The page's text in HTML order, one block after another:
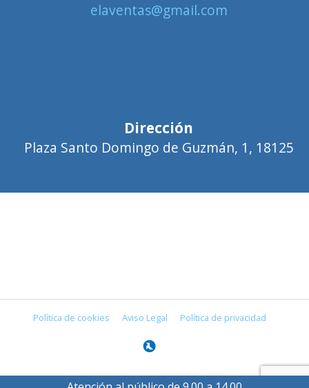
elaventas@gmail.com
Dirección
Plaza Santo Domingo de Guzmán, 1, 18125
Política de cookies Aviso Legal Política de privacidad